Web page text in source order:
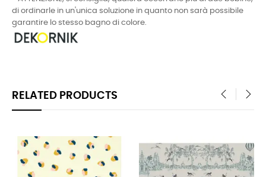
di ordinarle in un'unica soluzione in quanto non sarà possibile
garantire lo stesso bagno di colore.
RELATED PRODUCTS